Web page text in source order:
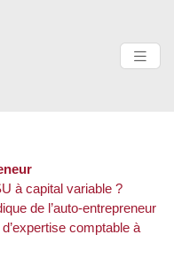
à capital variable ?
de l’auto-entrepreneur
comptable à